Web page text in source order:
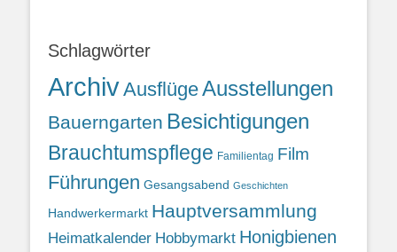
Schlagwörter
ArchivAusflügeAusstellungen
Bauerngarten Besichtigungen
Brauchtumspflege Familientag Film
Führungen Gesangsabend Geschichten
Handwerkermarkt Hauptversammlung
Heimatkalender Hobbymarkt Honigbienen